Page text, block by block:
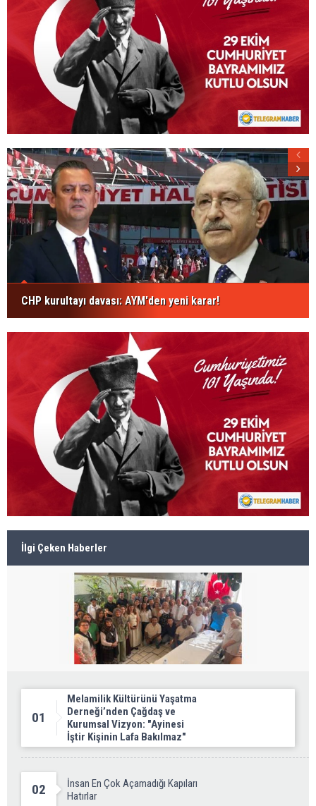
CHP kurultayı davası: AYM'den yeni karar!
İlgi Çeken Haberler
01
Melamilik Kültürünü Yaşatma
Derneği’nden Çağdaş ve
Kurumsal Vizyon: "Ayinesi
İştir Kişinin Lafa Bakılmaz"
02
İnsan En Çok Açamadığı Kapıları
Hatırlar